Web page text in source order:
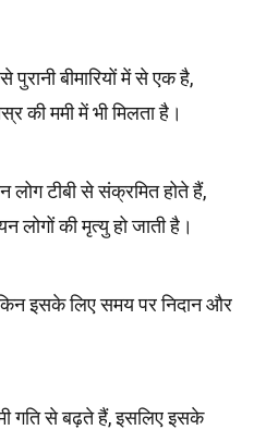
पुरानी बीमारियों में से एक है,
की ममी में भी मिलता है।
लोग टीबी से संक्रमित होते हैं,
लोगों की मृत्यु हो जाती है।
इसके लिए समय पर निदान और
गति से बढ़ते हैं, इसलिए इसके